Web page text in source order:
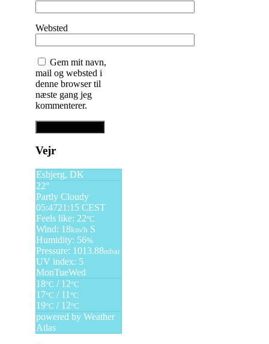
Websted
Gem mit navn,
mail og websted i
denne browser til
næste gang jeg
kommenterer.
Vejr
Esbjerg, DK
22°
Partly Cloudy
05:4721:15 CEST
Feels like: 22°C
Wind: 18km/h S
Humidity: 56%
Pressure: 1013.88mbar
UV index: 5
MonTueWed
18°C / 12°C
17°C / 11 °C
19°C / 12°C
powered by Weather
Atlas